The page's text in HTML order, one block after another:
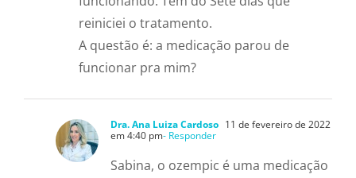
reiniciei o tratamento.
A questão é: a medicação parou de
funcionar pra mim?
Dra. Ana Luiza Cardoso 11 de fevereiro de 2022
em 4:40 pm- Responder
Sabina, o ozempic é uma medicação